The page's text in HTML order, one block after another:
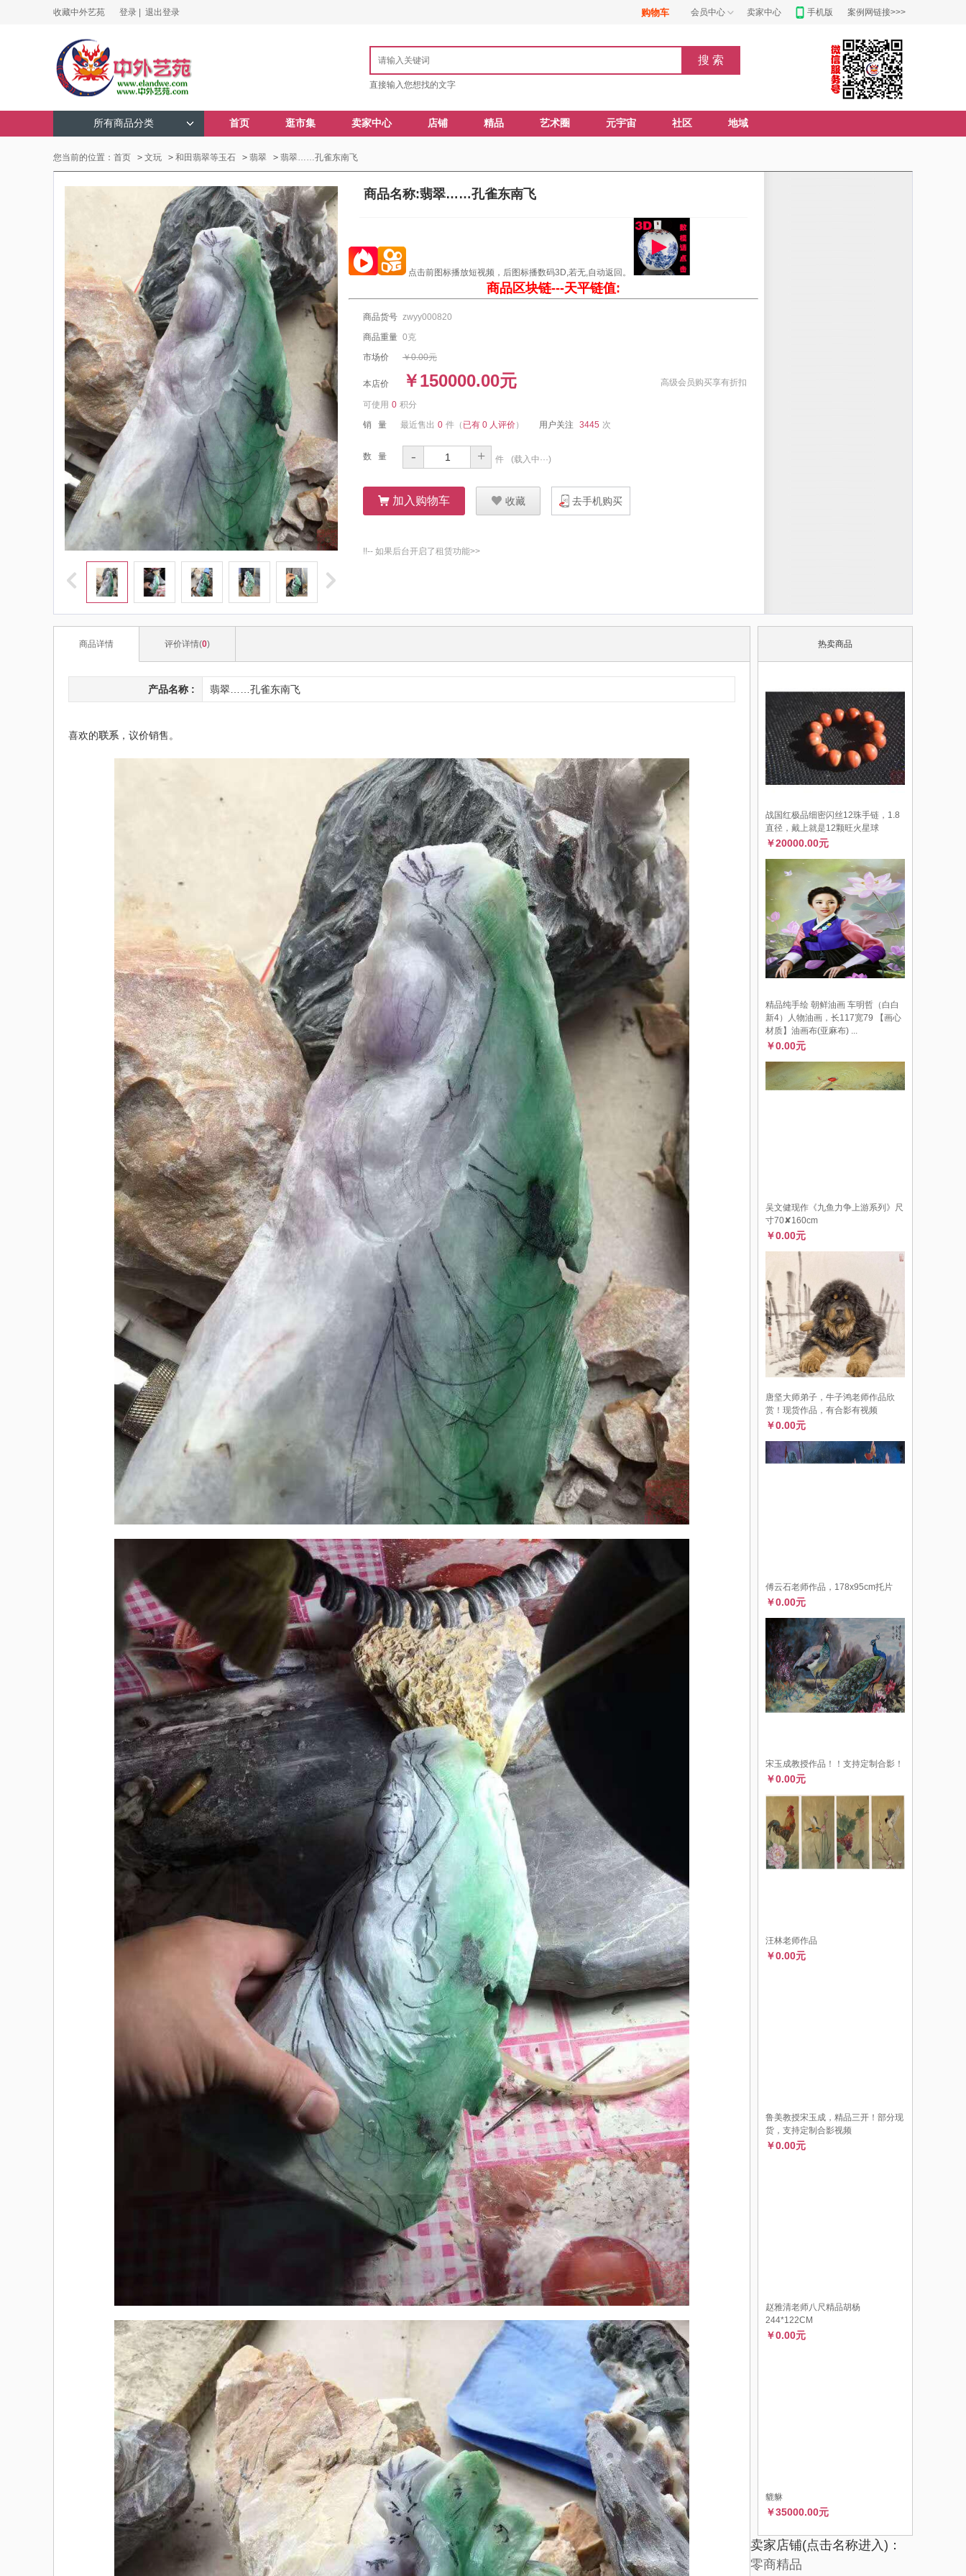
收藏中外艺苑 登录 | 退出登录 购物车 会员中心 卖家中心 手机版 案例网链接>>>
直接输入您想找的文字
所有商品分类 首页 逛市集 卖家中心 店铺 精品 艺术圈 元宇宙 社区 地域
您当前的位置： 首页 > 文玩 > 和田翡翠等玉石 > 翡翠 > 翡翠……孔雀东南飞
商品名称:翡翠……孔雀东南飞
点击前图标播放短视频，后图标播数码3D,若无,自动返回。
商品区块链---天平链值:
商品货号 zwyy000820
商品重量 0克
市场价
￥0.00元
本店价 ￥150000.00元 高级会员购买享有折扣
可使用 0 积分
销 量
最近售出 0 件 （ 已有 0 人评价） 用户关注 3445 次
数 量 - + 件 (载入中···)
ŭ 加入购物车 Ū 收藏 去手机购买
!!-- 如果后台开启了租赁功能>>
商品详情 评价详情(0)
产品名称 : 翡翠……孔雀东南飞
喜欢的联系 ，议价销售。
热卖商品
战国红极品细密闪丝12珠手链，1.8
直径，戴上就是12颗旺火星球
￥20000.00元
精品​纯手绘 朝鲜油画 车明哲（白白
新4）人物油​画，长117宽79 【画心
材质】油画布(亚麻布) ...
￥0.00元
吴文健现作《九鱼力争上游系列》尺
寸70✘160cm
￥0.00元
唐坚大师弟子，牛子鸿老师作品欣
赏！现货作品，有合影有视频
￥0.00元
傅云石老师作品，178x95cm托片
￥0.00元
宋玉成教授作品！！支持定制合影！
￥0.00元
汪林老师作品
￥0.00元
鲁美教授宋玉成，精品三开！部分现
货，支持定制合影视频
￥0.00元
赵雅清老师八尺精品胡杨
244*122CM
￥0.00元
貔貅
￥35000.00元
卖家店铺(点击名称进入)：
零商精品